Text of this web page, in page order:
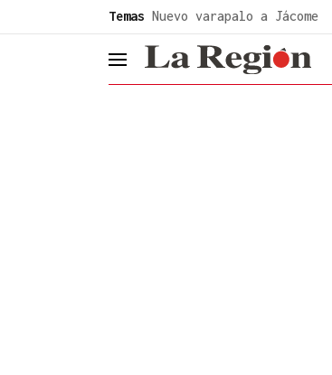
Temas Nuevo varapalo a Jácome
header.menu.open